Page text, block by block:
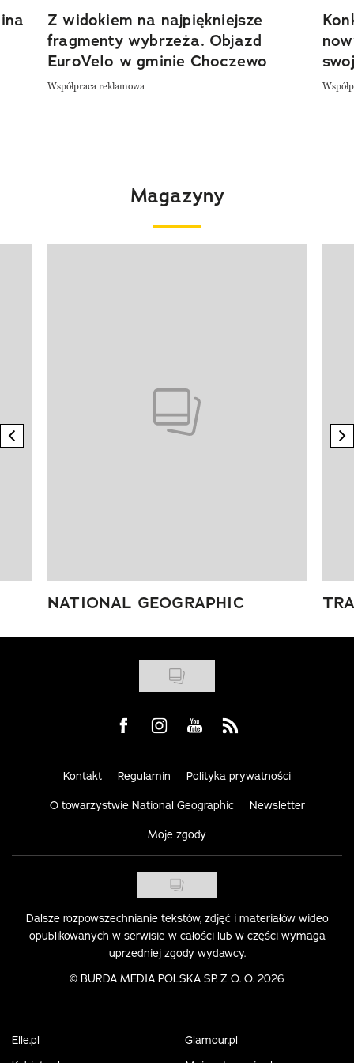
Z widokiem na najpiękniejsze
fragmenty wybrzeża. Objazd
EuroVelo w gminie Choczewo
Współpraca reklamowa
Magazyny
previous element
NATIONAL GEOGRAPHIC
Visit us on Facebook
Visit us on Instagram
Visit us on Youtube
Visit us on Rss
Kontakt Regulamin Polityka prywatności
O towarzystwie National Geographic Newsletter
Moje zgody
Dalsze rozpowszechnianie tekstów, zdjęć i materiałów wideo
opublikowanych w serwisie w całości lub w części wymaga
uprzedniej zgody wydawcy.
© BURDA MEDIA POLSKA SP. Z O. O. 2026
Elle.pl
Glamour.pl